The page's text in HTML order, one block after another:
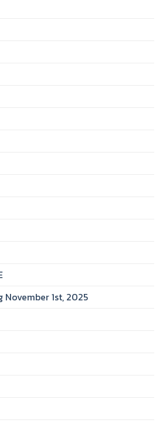
November 1st, 2025